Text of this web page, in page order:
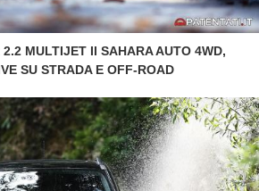
MULTIJET II SAHARA AUTO 4WD,
SU STRADA E OFF-ROAD